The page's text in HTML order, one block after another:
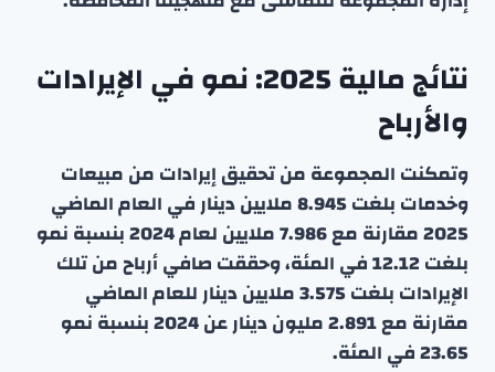
نتائج مالية 2025: نمو في الإيرادات
والأرباح
وتمكنت المجموعة من تحقيق إيرادات من مبيعات
وخدمات بلغت 8.945 ملايين دينار في العام الماضي
2025 مقارنة مع 7.986 ملايين لعام 2024 بنسبة نمو
بلغت 12.12 في المئة، وحققت صافي أرباح من تلك
الإيرادات بلغت 3.575 ملايين دينار للعام الماضي
مقارنة مع 2.891 مليون دينار عن 2024 بنسبة نمو
23.65 في المئة.